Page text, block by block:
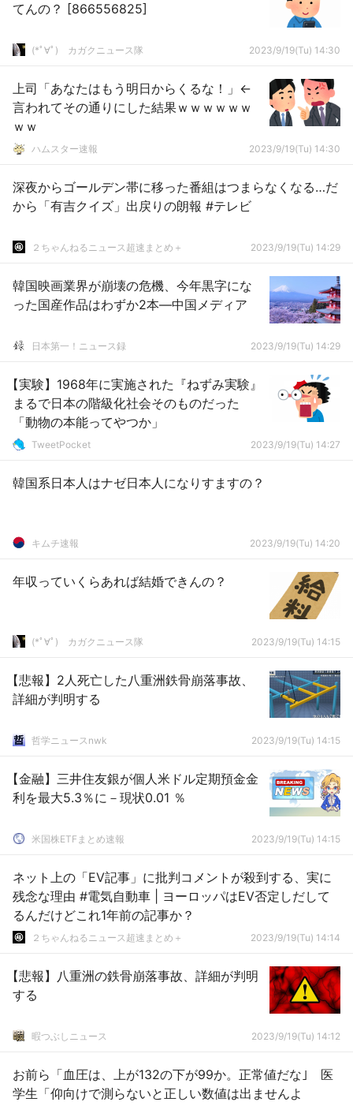
てんの？ [866556825]
(*ﾟ∀ﾟ)ゞカガクニュース隊 2023/9/19(Tu) 14:30
上司「あなたはもう明日からくるな！」←
言われてその通りにした結果ｗｗｗｗｗｗ
ｗｗ
ハムスター速報 2023/9/19(Tu) 14:30
深夜からゴールデン帯に移った番組はつまらなくなる…だ
から「有吉クイズ」出戻りの朗報 #テレビ
２ちゃんねるニュース超速まとめ＋ 2023/9/19(Tu) 14:29
韓国映画業界が崩壊の危機、今年黒字にな
った国産作品はわずか2本―中国メディア
日本第一！ニュース録 2023/9/19(Tu) 14:29
【実験】1968年に実施された『ねずみ実験』
まるで日本の階級化社会そのものだった
「動物の本能ってやつか」
TweetPocket 2023/9/19(Tu) 14:27
韓国系日本人はナゼ日本人になりすますの？
キムチ速報 2023/9/19(Tu) 14:20
年収っていくらあれば結婚できんの？
(*ﾟ∀ﾟ)ゞカガクニュース隊 2023/9/19(Tu) 14:15
【悲報】2人死亡した八重洲鉄骨崩落事故、
詳細が判明する
哲学ニュースnwk 2023/9/19(Tu) 14:15
【金融】三井住友銀が個人米ドル定期預金金
利を最大5.3％に－現状0.01 ％
米国株ETFまとめ速報 2023/9/19(Tu) 14:15
ネット上の「EV記事」に批判コメントが殺到する、実に
残念な理由 #電気自動車 | ヨーロッパはEV否定しだして
るんだけどこれ1年前の記事か？
２ちゃんねるニュース超速まとめ＋ 2023/9/19(Tu) 14:14
【悲報】八重洲の鉄骨崩落事故、詳細が判明
する
暇つぶしニュース 2023/9/19(Tu) 14:12
お前ら「血圧は、上が132の下が99か。正常値だな｣ 医
学生「仰向けで測らないと正しい数値は出ませんよ